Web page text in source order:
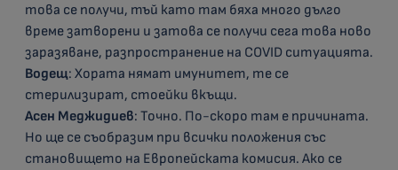
това се получи, тъй като там бяха много дълго
време затворени и затова се получи сега това ново
заразяване, разпространение на COVID ситуацията.
Водещ: Хората нямат имунитет, те се
стерилизират, стоейки вкъщи.
Асен Меджидиев: Точно. По-скоро там е причината.
Но ще се съобразим при всички положения със
становището на Европейската комисия. Ако се